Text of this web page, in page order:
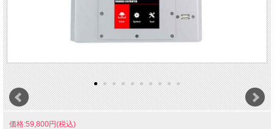
価格:59,800円(税込)